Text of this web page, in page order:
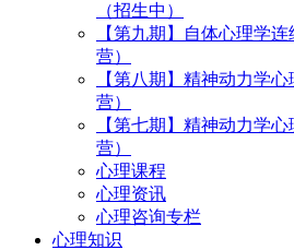
（招生中）
【第九期】自体心理学
营）
【第八期】精神动力学
营）
【第七期】精神动力学
营）
心理课程
心理资讯
心理咨询专栏
心理知识